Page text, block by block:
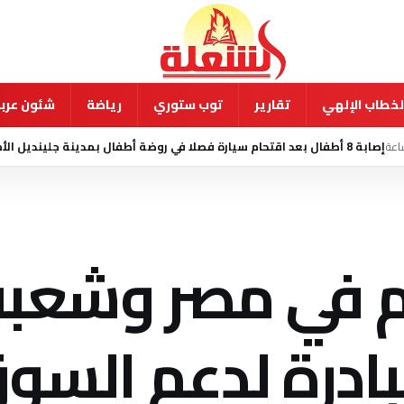
الإلهي تقارير توب ستوري رياضة شئون
منذ 10 ساعة
في مصر
لدعم